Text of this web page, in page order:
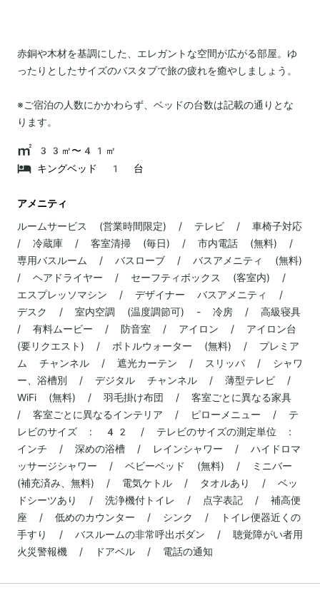
赤銅や木材を基調にした、エレガントな空間が広がる部屋。ゆ
ったりとしたサイズのバスタブで旅の疲れを癒やしましょう。
※ご宿泊の人数にかかわらず、ベッドの台数は記載の通りとな
ります。
33㎡〜41㎡
キングベッド 1 台
アメニティ
ルームサービス (営業時間限定) / テレビ / 車椅子対応
/ 冷蔵庫 / 客室清掃 (毎日) / 市内電話 (無料) /
専用バスルーム / バスローブ / バスアメニティ (無料)
/ ヘアドライヤー / セーフティボックス (客室内) /
エスプレッソマシン / デザイナー バスアメニティ /
デスク / 室内空調 (温度調節可) - 冷房 / 高級寝具
/ 有料ムービー / 防音室 / アイロン / アイロン台
(要リクエスト) / ボトルウォーター (無料) / プレミア
ム チャンネル / 遮光カーテン / スリッパ / シャワ
ー、浴槽別 / デジタル チャンネル / 薄型テレビ /
WiFi (無料) / 羽毛掛け布団 / 客室ごとに異なる家具
/ 客室ごとに異なるインテリア / ピローメニュー / テ
レビのサイズ : 42 / テレビのサイズの測定単位 :
インチ / 深めの浴槽 / レインシャワー / ハイドロマ
ッサージシャワー / ベビーベッド (無料) / ミニバー
(補充済み、無料) / 電気ケトル / タオルあり / ベッ
ドシーツあり / 洗浄機付トイレ / 点字表記 / 補高便
座 / 低めのカウンター / シンク / トイレ便器近くの
手すり / バスルームの非常呼出ボダン / 聴覚障がい者用
火災警報機 / ドアベル / 電話の通知